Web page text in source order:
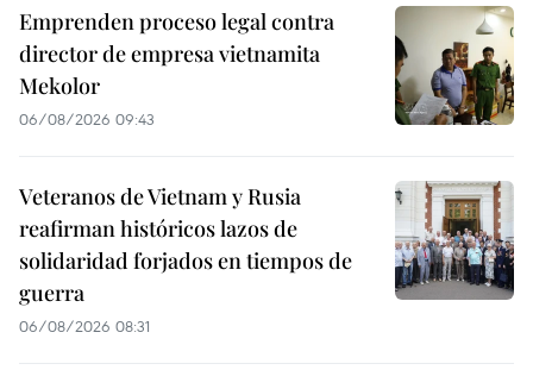
Emprenden proceso legal contra
director de empresa vietnamita
Mekolor
06/08/2026 09:43
Veteranos de Vietnam y Rusia
reafirman históricos lazos de
solidaridad forjados en tiempos de
guerra
06/08/2026 08:31